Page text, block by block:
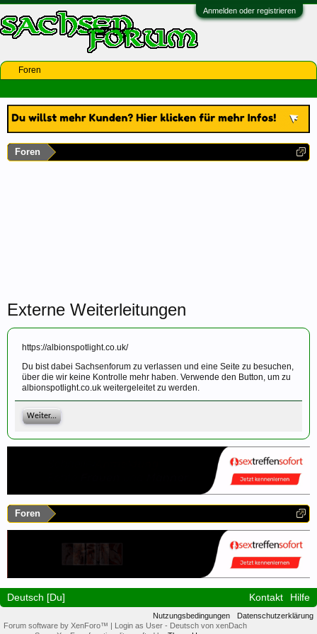
Anmelden oder registrieren
Foren
Externe Weiterleitungen
https://albionspotlight.co.uk/
Du bist dabei Sachsenforum zu verlassen und eine Seite zu besuchen,
über die wir keine Kontrolle mehr haben. Verwende den Button, um zu
albionspotlight.co.uk weitergeleitet zu werden.
Weiter...
Foren
Foren
Deutsch [Du] Kontakt Hilfe
Nutzungsbedingungen
Datenschutzerklärung
Forum software by XenForo™ | Login as User - Deutsch von xenDach